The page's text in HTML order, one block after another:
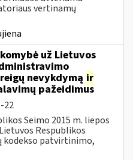
vertinamų
už Lietuvos
nevykdymą ir
pažeidimus
22
Seimo 2015 m. liepos
Respublikos
kodekso patvirtinimo,